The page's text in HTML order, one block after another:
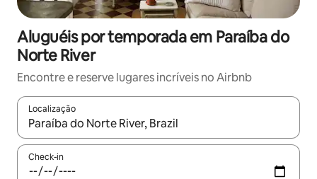
Aluguéis por temporada em Paraíba do
Norte River
Encontre e reserve lugares incríveis no Airbnb
Localização
Quando os resultados estiverem disponíveis, explore-os
Check-in